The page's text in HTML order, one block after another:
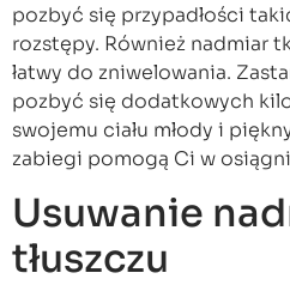
pozbyć się przypadłości
rozstępy. Również nadmiar
łatwy do zniwelowania.
pozbyć się dodatkowych
swojemu ciału młody i
zabiegi pomogą Ci w
Usuwanie
tłuszczu